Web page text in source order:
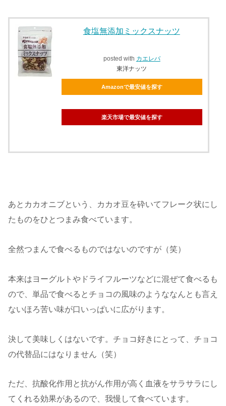
食塩無添加ミックスナッツ
posted with カエレバ
東洋ナッツ
Amazonで最安値を探す
楽天市場で最安値を探す
あとカカオニブという、カカオ豆を砕いてフレーク状にし
たものをひとつまみ食べています。
全然つまんで食べるものではないのですが（笑）
本来はヨーグルトやドライフルーツなどに混ぜて食べるも
ので、単品で食べるとチョコの風味のようななんとも言え
ないほろ苦い味が口いっぱいに広がります。
決して美味しくはないです。チョコ好きにとって、チョコ
の代替品にはなりません（笑）
ただ、抗酸化作用と抗がん作用が高く血液をサラサラにし
てくれる効果があるので、我慢して食べています。